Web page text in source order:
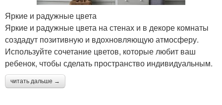
Яркие и радужные цвета
Яркие и радужные цвета на стенах и в декоре комнаты
создадут позитивную и вдохновляющую атмосферу.
Используйте сочетание цветов, которые любит ваш
ребенок, чтобы сделать пространство индивидуальным.
читать дальше →